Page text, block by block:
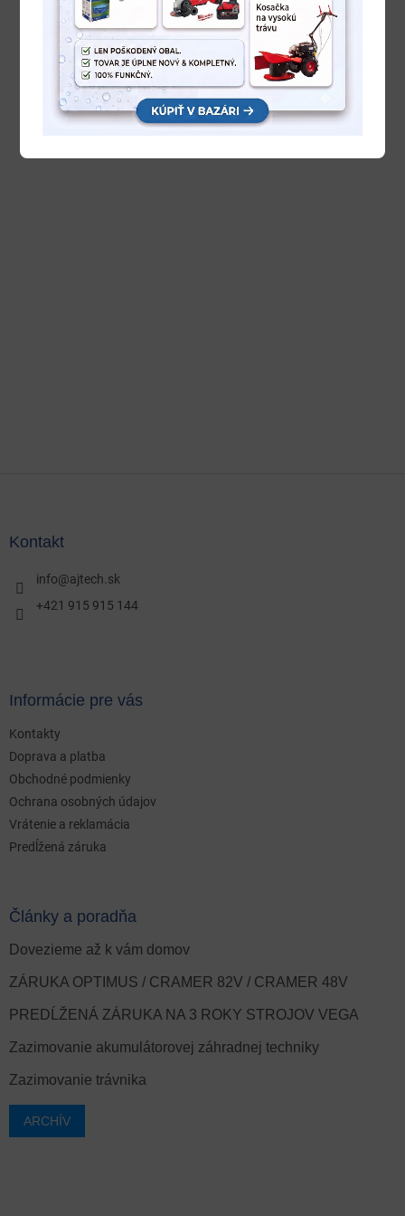
Kontakt
info@ajtech.sk
+421 915 915 144
Informácie pre vás
Kontakty
Doprava a platba
Obchodné podmienky
Ochrana osobných údajov
Vrátenie a reklamácia
Predĺžená záruka
Články a poradňa
Dovezieme až k vám domov
ZÁRUKA OPTIMUS / CRAMER 82V / CRAMER 48V
PREDĹŽENÁ ZÁRUKA NA 3 ROKY STROJOV VEGA
Zazimovanie akumulátorovej záhradnej techniky
Zazimovanie trávnika
ARCHÍV